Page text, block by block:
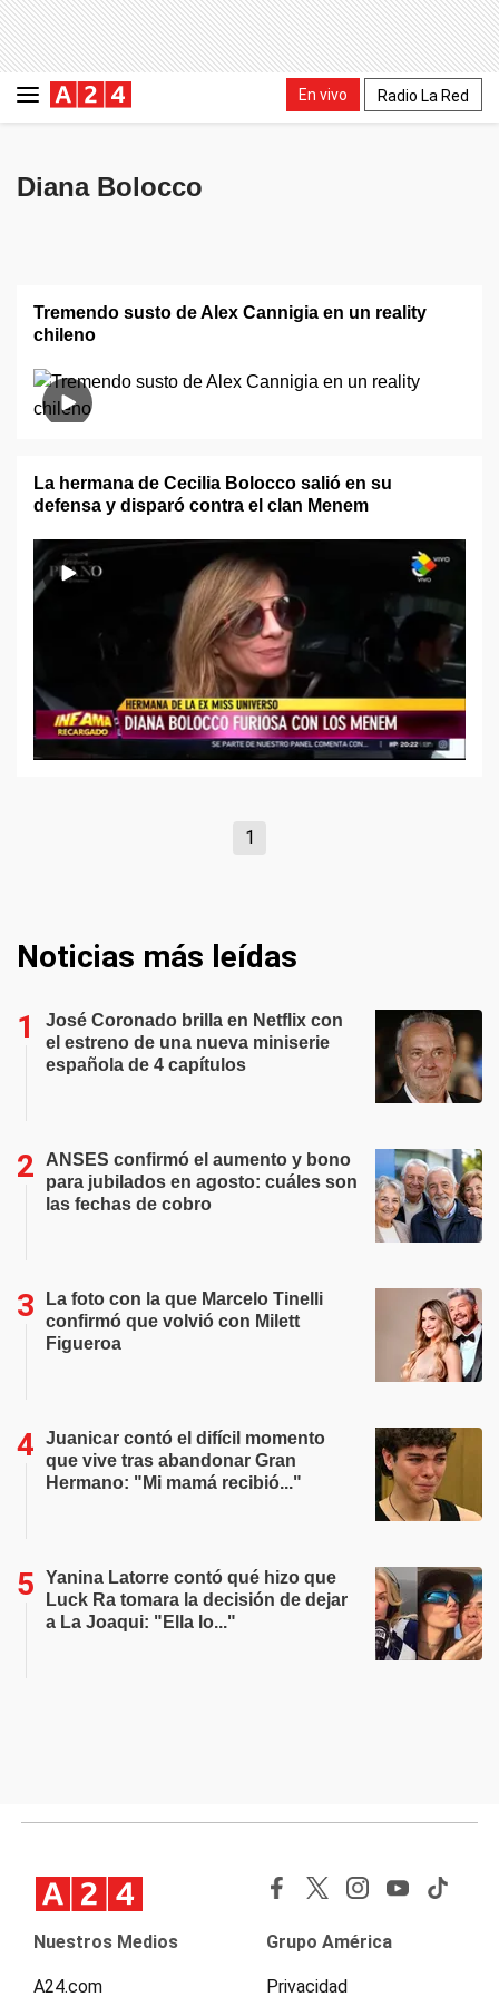
En vivo Radio La Red
Diana Bolocco
Tremendo susto de Alex Cannigia en un reality
chileno
La hermana de Cecilia Bolocco salió en su
defensa y disparó contra el clan Menem
1
Noticias más leídas
José Coronado brilla en Netflix con
el estreno de una nueva miniserie
española de 4 capítulos
ANSES confirmó el aumento y bono
para jubilados en agosto: cuáles son
las fechas de cobro
La foto con la que Marcelo Tinelli
confirmó que volvió con Milett
Figueroa
Juanicar contó el difícil momento
que vive tras abandonar Gran
Hermano: "Mi mamá recibió..."
Yanina Latorre contó qué hizo que
Luck Ra tomara la decisión de dejar
a La Joaqui: "Ella lo..."
Nuestros Medios
A24.com
Grupo América
Privacidad